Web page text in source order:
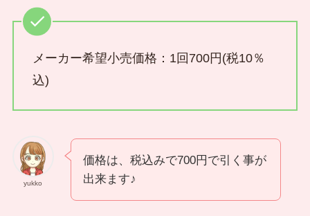
メーカー希望小売価格：1回700円(税10％
込)
yukko
価格は、税込みで700円で引く事が
出来ます♪